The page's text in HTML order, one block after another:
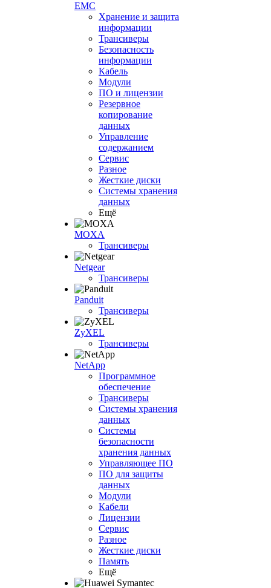
EMC
Хранение и защита
информации
Трансиверы
Безопасность
информации
Кабель
Модули
ПО и лицензии
Резервное
копирование
данных
Управление
содержанием
Сервис
Разное
Жесткие диски
Системы хранения
данных
Ещё
MOXA
Трансиверы
Netgear
Трансиверы
Panduit
Трансиверы
ZyXEL
Трансиверы
NetApp
Программное
обеспечение
Трансиверы
Системы хранения
данных
Системы
безопасности
хранения данных
Управляющее ПО
ПО для защиты
данных
Модули
Кабели
Лицензии
Сервис
Разное
Жесткие диски
Память
Ещё